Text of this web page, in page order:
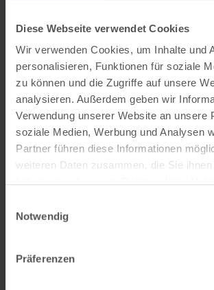
Diese Webseite verwendet Cookies
Wir verwenden Cookies, um Inhalte und
personalisieren, Funktionen für soziale
zu können und die Zugriffe auf unsere
analysieren. Außerdem geben wir
Verwendung unserer Website an unsere
soziale Medien, Werbung und Analysen
Partner führen diese Informationen
weiteren Daten zusammen, die Sie
Notwendig
Präferenzen
“
Die Früchte
den Südeifeler
Streuobstwiesen
Ort statt. Die